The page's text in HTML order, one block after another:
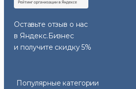
Оставьте отзыв о нас
в Яндекс.Бизнес
и получите скидку 5%
Популярные категории